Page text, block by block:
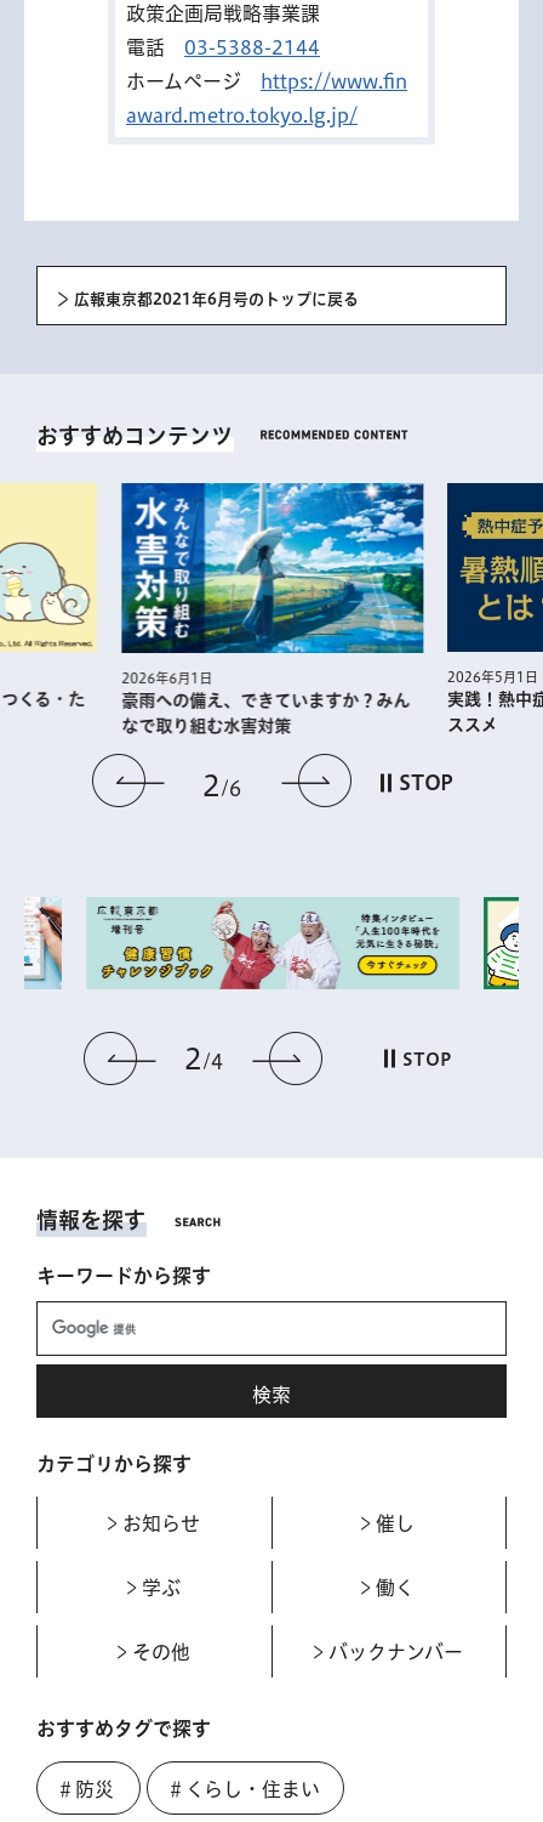
政策企画局戦略事業課
電話 03-5388-2144
ホームページ
https://www.fin
award.metro.tokyo.lg.jp/
広報東京都2021年6月号のトップに戻る
おすすめコンテンツ
前のスライドを表示
2 6 次のスライドを
STOP
くる・た
2026年6月1日
豪雨への備え、できていますか？みん
なで取り組む水害対策
2026年5月1日
実践！熱中
ススメ
前のスライドを表示
2 4 次のスライドを表
STOP
情報を探す
キーワードから探す
カテゴリから探す
お知らせ 催し
学ぶ 働く
その他 バックナンバー
おすすめタグで探す
＃防災 ＃くらし・住まい